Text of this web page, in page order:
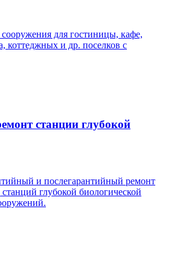
для гостиницы, кафе,
коттеджных и др. поселков с
станции глубокой
и послегарантийный ремонт
глубокой биологической